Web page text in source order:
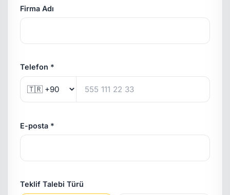
Firma Adı
Telefon *
E-posta *
Teklif Talebi Türü